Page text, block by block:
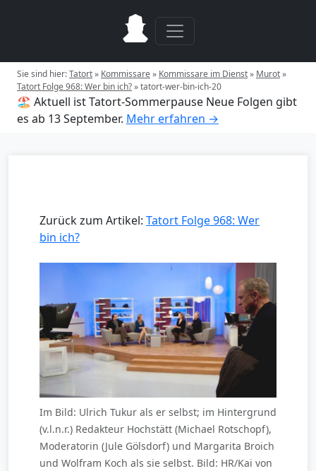
Sie sind hier:Tatort» Kommissare» Kommissare im Dienst» Murot»
Tatort Folge 968: Wer bin ich?»tatort-wer-bin-ich-20
🏖️ Aktuell ist Tatort-Sommerpause Neue Folgen gibt
es ab 13 September. Mehr erfahren →
Zurück zum Artikel: Tatort Folge 968: Wer
bin ich?
Im Bild: Ulrich Tukur als er selbst; im Hintergrund
(v.l.n.r.) Redakteur Hochstätt (Michael Rotschopf),
Moderatorin (Jule Gölsdorf) und Margarita Broich
und Wolfram Koch als sie selbst. Bild: HR/Kai von